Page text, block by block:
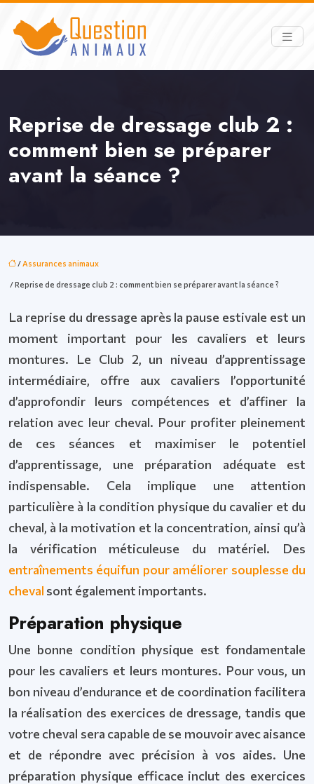
Reprise de dressage club 2 :
comment bien se préparer
avant la séance ?
/Assurances animaux
/ Reprise de dressage club 2 : comment bien se préparer avant la séance ?
La reprise du dressage après la pause estivale est un
moment important pour les cavaliers et leurs
montures. Le Club 2, un niveau d’apprentissage
intermédiaire, offre aux cavaliers l’opportunité
d’approfondir leurs compétences et d’affiner la
relation avec leur cheval. Pour profiter pleinement
de ces séances et maximiser le potentiel
d’apprentissage, une préparation adéquate est
indispensable. Cela implique une attention
particulière à la condition physique du cavalier et du
cheval, à la motivation et la concentration, ainsi qu’à
la vérification méticuleuse du matériel. Des
entraînements équifun pour améliorer souplesse du
cheval sont également importants.
Préparation physique
Une bonne condition physique est fondamentale
pour les cavaliers et leurs montures. Pour vous, un
bon niveau d’endurance et de coordination facilitera
la réalisation des exercices de dressage, tandis que
votre cheval sera capable de se mouvoir avec aisance
et de répondre avec précision à vos aides. Une
préparation physique efficace inclut des exercices